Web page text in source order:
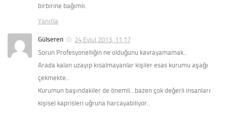
birbirine bağımlı.
Yanıtla
Gülseren
24 Eylül 2013, 11:17
Sorun Profesyonelliğin ne olduğunu kavrayamamak..
Arada kalan uzayıp kısalmayanlar kişiler esas kurumu aşağı
çekmekte..
Kurumun başındakiler de önemli…bazen çok değerli insanları
kişisel kaprisleri uğruna harcayabiliyor..